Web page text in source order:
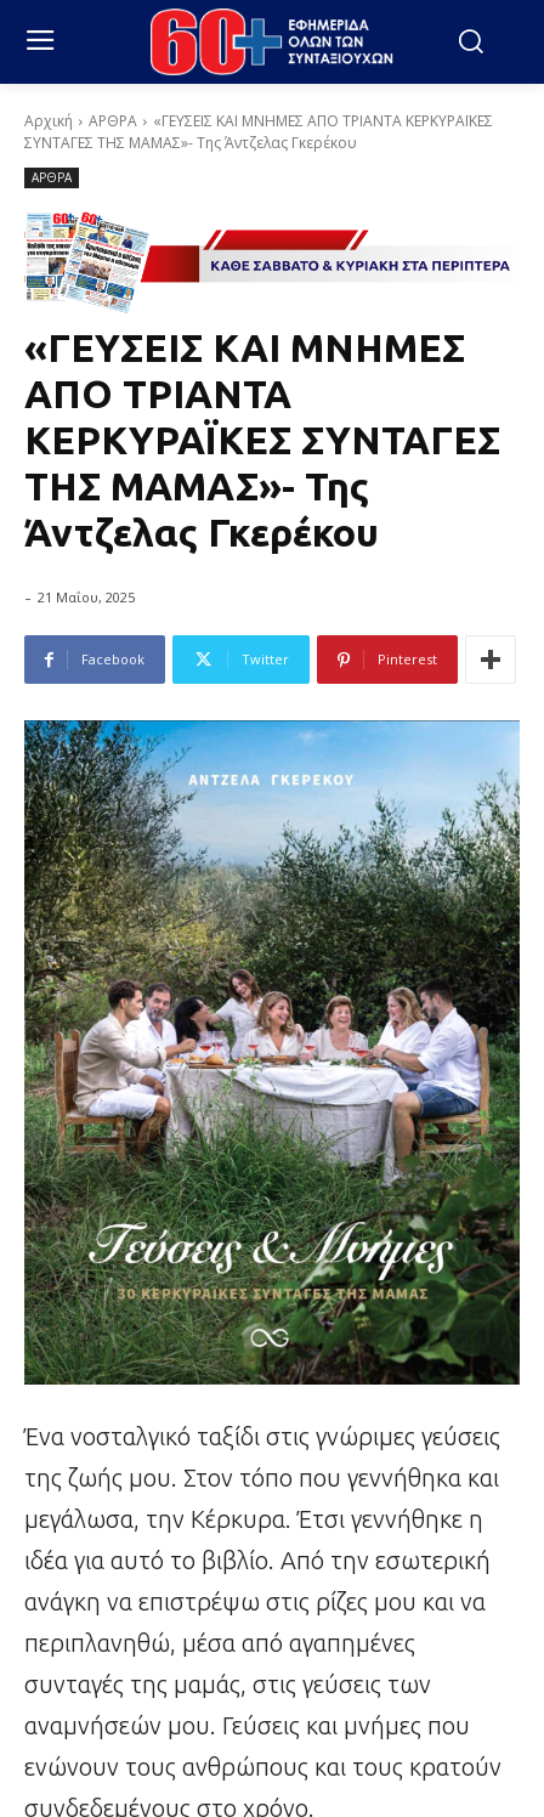
Αρχική ΑΡΘΡΑ
«ΓΕΥΣΕΙΣ ΚΑΙ ΜΝΗΜΕΣ ΑΠΟ ΤΡΙΑΝΤΑ ΚΕΡΚΥΡΑΪΚΕΣ
ΣΥΝΤΑΓΕΣ ΤΗΣ ΜΑΜΑΣ»- Της Άντζελας Γκερέκου
ΑΡΘΡΑ
«ΓΕΥΣΕΙΣ ΚΑΙ ΜΝΗΜΕΣ
ΑΠΟ ΤΡΙΑΝΤΑ
ΚΕΡΚΥΡΑΪΚΕΣ ΣΥΝΤΑΓΕΣ
ΤΗΣ ΜΑΜΑΣ»- Της
Άντζελας Γκερέκου
- 21 Μαΐου, 2025
Facebook Twitter Pinterest
Ένα νοσταλγικό ταξίδι στις γνώριμες γεύσεις
της ζωής μου. Στον τόπο που γεννήθηκα και
μεγάλωσα, την Κέρκυρα. Έτσι γεννήθηκε η
ιδέα για αυτό το βιβλίο. Από την εσωτερική
ανάγκη να επιστρέψω στις ρίζες μου και να
περιπλανηθώ, μέσα από αγαπημένες
συνταγές της μαμάς, στις γεύσεις των
αναμνήσεών μου. Γεύσεις και μνήμες που
ενώνουν τους ανθρώπους και τους κρατούν
συνδεδεμένους στο χρόνο.